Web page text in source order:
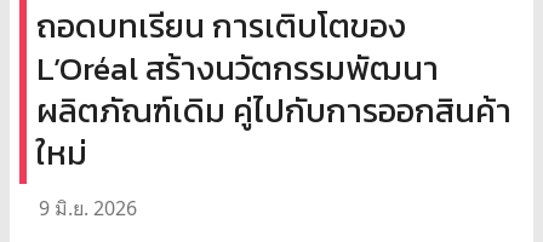
ถอดบทเรียน การเติบโตของ
L’Oréal สร้างนวัตกรรมพัฒนา
ผลิตภัณฑ์เดิม คู่ไปกับการออกสินค้า
ใหม่
9 มิ.ย. 2026